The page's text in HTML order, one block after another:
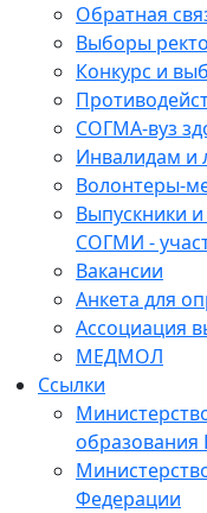
Обратная
Выборы
Конкурс и
СОГМА-вуз
Инвалидам и
Волонтеры-
Выпускники
СОГМИ -
Вакансии
Анкета для
Ассоциация
МЕДМОЛ
Ссылки
образования
Федерации